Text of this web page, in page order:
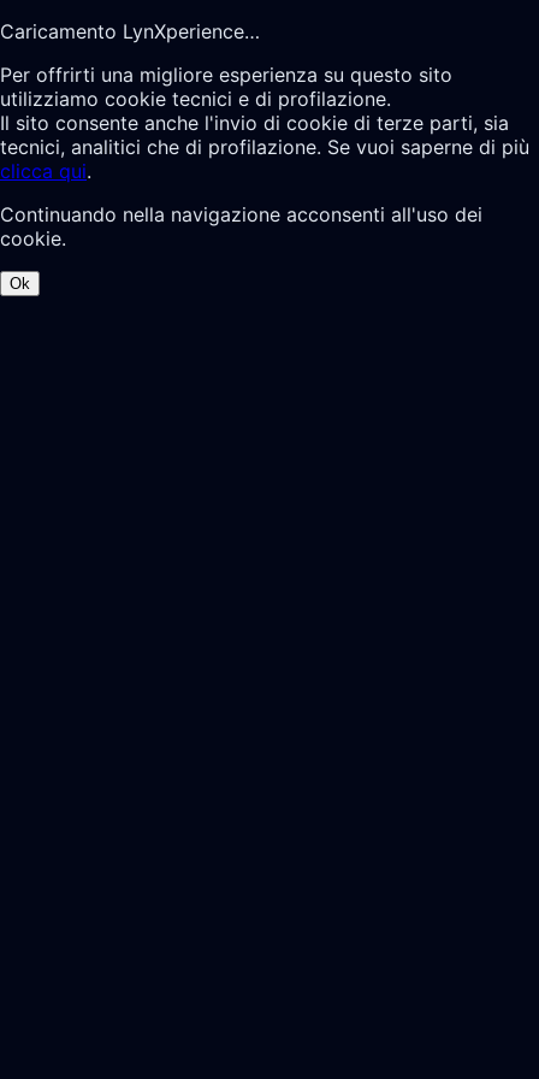
Caricamento LynXperience…
Per offrirti una migliore esperienza su questo sito
utilizziamo cookie tecnici e di profilazione.
Il sito consente anche l'invio di cookie di terze parti, sia
tecnici, analitici che di profilazione. Se vuoi saperne di più
clicca qui.
Continuando nella navigazione acconsenti all'uso dei
cookie.
Ok